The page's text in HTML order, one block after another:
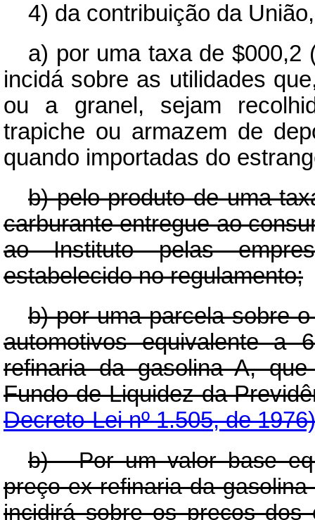
4) da contribuição da
a) por uma taxa de $000,2
incidá sobre as utilidades
ou a granel, sejam
trapiche ou armazem de
quando importadas do
b) pelo produto de uma
carburante entregue ao
ao Instituto pelas
estabelecido no regulamento;
b) por uma parcela sobre
automotivos equivalente
refinaria da gasolina A,
Fundo de Liquidez da
Decreto-Lei nº 1.505, de 1976)
b) - Por um valor base
preço ex-refinaria da
incidirá sobre os preços dos